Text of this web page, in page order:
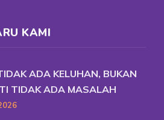
KAMI
ADA KELUHAN, BUKAN
TIDAK ADA MASALAH